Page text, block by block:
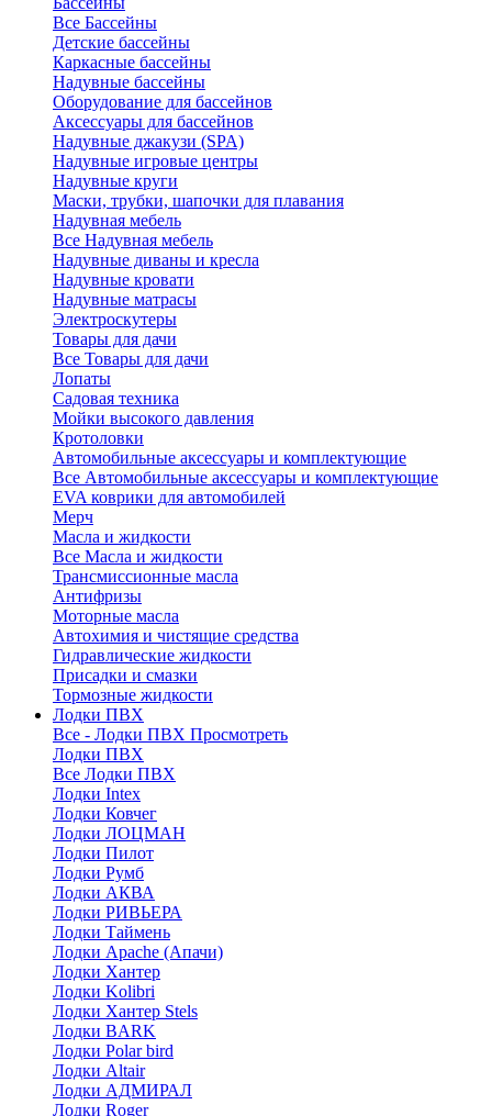
Все Бассейны
Детские бассейны
Каркасные бассейны
Надувные бассейны
Оборудование для бассейнов
Аксессуары для бассейнов
Надувные джакузи (SPA)
Надувные игровые центры
Надувные круги
Маски, трубки, шапочки для плавания
Надувная мебель
Все Надувная мебель
Надувные диваны и кресла
Надувные кровати
Надувные матрасы
Электроскутеры
Товары для дачи
Все Товары для дачи
Лопаты
Садовая техника
Мойки высокого давления
Кротоловки
Автомобильные аксессуары и комплектующие
Все Автомобильные аксессуары и комплектующие
EVA коврики для автомобилей
Мерч
Масла и жидкости
Все Масла и жидкости
Трансмиссионные масла
Антифризы
Моторные масла
Автохимия и чистящие средства
Гидравлические жидкости
Присадки и смазки
Тормозные жидкости
Лодки ПВХ
Все - Лодки ПВХ Просмотреть
Лодки ПВХ
Все Лодки ПВХ
Лодки Intex
Лодки Ковчег
Лодки ЛОЦМАН
Лодки Пилот
Лодки Румб
Лодки АКВА
Лодки РИВЬЕРА
Лодки Таймень
Лодки Apache (Апачи)
Лодки Хантер
Лодки Kolibri
Лодки Хантер Stels
Лодки BARK
Лодки Polar bird
Лодки Altair
Лодки АДМИРАЛ
Лодки Roger